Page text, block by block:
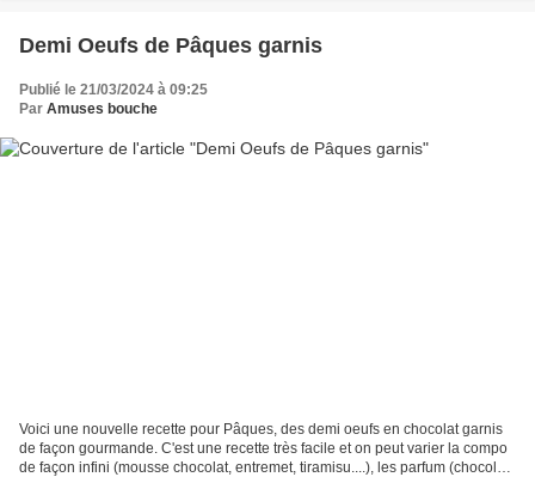
Demi Oeufs de Pâques garnis
Publié le 21/03/2024 à 09:25
Par Amuses bouche
Voici une nouvelle recette pour Pâques, des demi oeufs en chocolat garnis
de façon gourmande. C'est une recette très facile et on peut varier la compo
de façon infini (mousse chocolat, entremet, tiramisu....), les parfum (chocolat,